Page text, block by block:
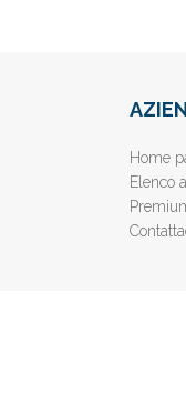
Home
Elenco